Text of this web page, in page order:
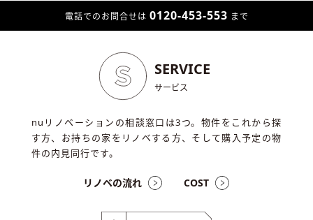
電話でのお問合せは 0120-453-553 まで
SERVICE
サービス
nuリノベーションの相談窓口は3つ。物件をこれから探
す方、お持ちの家をリノベする方、そして購入予定の物
件の内見同行です。
リノベの流れ COST